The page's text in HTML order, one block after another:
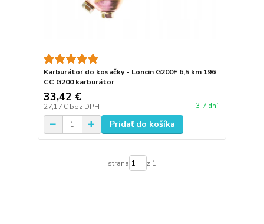
Karburátor do kosačky - Loncin G200F 6,5 km 196
CC G200 karburátor
33,42 €
27,17 € bez DPH 3-7 dní
Pridať do košíka
strana z 1